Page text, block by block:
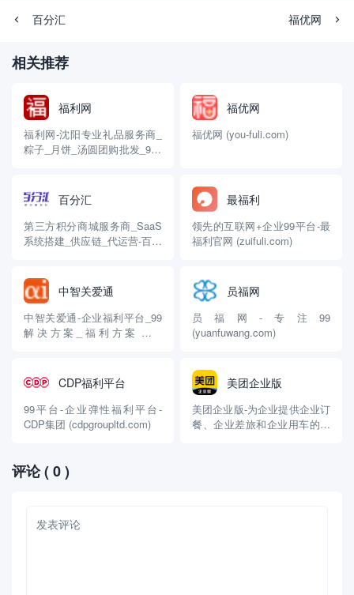
百分汇 福优网
相关推荐
福利网
福利网-沈阳专业礼品服务商_
粽子_月饼_汤圆团购批发_99_
福优网
福优网 (you-fuli.com)
百分汇
第三方积分商城服务商_SaaS
系统搭建_供应链_代运营-百分
最福利
领先的互联网+企业99平台-最
福利官网 (zuifuli.com)
中智关爱通
中智关爱通-企业福利平台_99
解决方案_福利方案定制
员福网
员福网-专注99
(yuanfuwang.com)
CDP福利平台
99平台-企业弹性福利平台-
CDP集团 (cdpgroupltd.com)
美团企业版
美团企业版-为企业提供企业订
餐、企业差旅和企业用车的一
评论( 0 )